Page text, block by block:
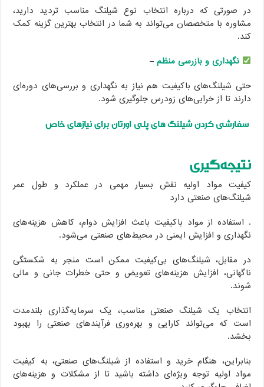
در صورتی که درباره انتخاب نوع شیلنگ مناسب تردید دارید،
مشاوره با متخصصان می‌تواند به شما در انتخاب بهترین گزینه کمک
کند.
نگهداری و بازرسی منظم–
حتی شیلنگ‌های باکیفیت هم نیاز به نگهداری و بررسی‌های دوره‌ای
دارند تا از خرابی‌های زودرس جلوگیری شود.
سفارشی کردن شیلنگ های پلی اورتان برای نیازهای خاص
نتیجه‌گیری
کیفیت مواد اولیه نقش بسیار مهمی در عملکرد و طول عمر
شیلنگ‌های صنعتی دارد
. استفاده از مواد باکیفیت باعث افزایش دوام، کاهش هزینه‌های
نگهداری و افزایش ایمنی در محیط‌های صنعتی می‌شود.
در مقابل، شیلنگ‌های بی‌کیفیت ممکن است منجر به شکستگی
ناگهانی، افزایش هزینه‌های تعویض و حتی خطرات جانی و مالی
شوند.
انتخاب یک شیلنگ صنعتی مناسب، یک سرمایه‌گذاری بلندمدت
است که می‌تواند کارایی و بهره‌وری فرآیندهای صنعتی را بهبود
بخشد.
بنابراین، هنگام خرید و استفاده از شیلنگ‌های صنعتی، به کیفیت
مواد اولیه توجه ویژه‌ای داشته باشید تا از مشکلات و هزینه‌های